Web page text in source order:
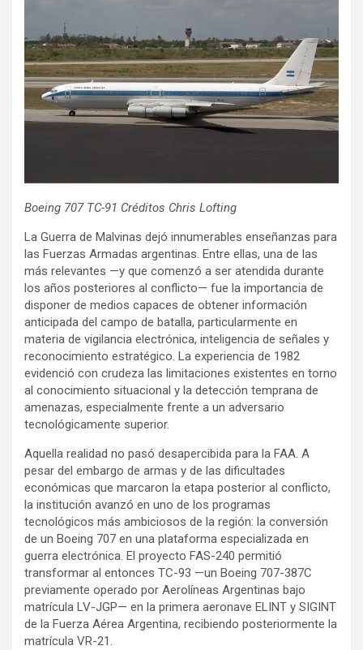
Boeing 707 TC-91 Créditos Chris Lofting
La Guerra de Malvinas dejó innumerables enseñanzas para
las Fuerzas Armadas argentinas. Entre ellas, una de las
más relevantes —y que comenzó a ser atendida durante
los años posteriores al conflicto— fue la importancia de
disponer de medios capaces de obtener información
anticipada del campo de batalla, particularmente en
materia de vigilancia electrónica, inteligencia de señales y
reconocimiento estratégico. La experiencia de 1982
evidenció con crudeza las limitaciones existentes en torno
al conocimiento situacional y la detección temprana de
amenazas, especialmente frente a un adversario
tecnológicamente superior.
Aquella realidad no pasó desapercibida para la FAA. A
pesar del embargo de armas y de las dificultades
económicas que marcaron la etapa posterior al conflicto,
la institución avanzó en uno de los programas
tecnológicos más ambiciosos de la región: la conversión
de un Boeing 707 en una plataforma especializada en
guerra electrónica. El proyecto FAS-240 permitió
transformar al entonces TC-93 —un Boeing 707-387C
previamente operado por Aerolíneas Argentinas bajo
matrícula LV-JGP— en la primera aeronave ELINT y SIGINT
de la Fuerza Aérea Argentina, recibiendo posteriormente la
matrícula VR-21.